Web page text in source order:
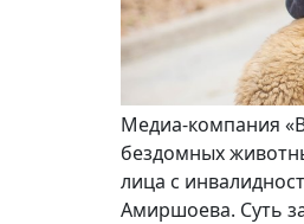
Медиа-компания
бездомных
лица с
Амиршоева. Суть